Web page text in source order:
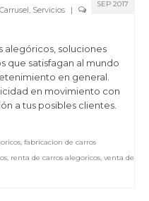
SEP 2017
Carrusel, Servicios
|
alegóricos, soluciones
que satisfagan al mundo
en general.
en movimiento con
a tus posibles clientes.
, fabricacion de carros
, renta de carros alegoricos, venta de